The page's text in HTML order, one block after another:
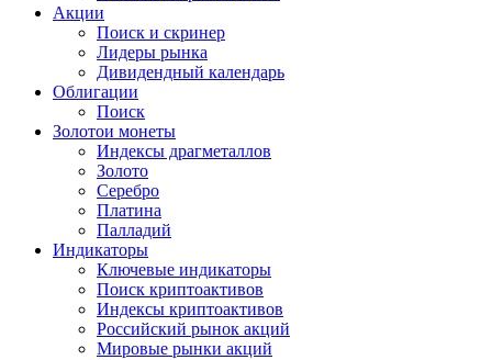
Акции
Поиск и скринер
Лидеры рынка
Дивидендный календарь
Облигации
Поиск
Золотои монеты
Индексы драгметаллов
Золото
Серебро
Платина
Палладий
Индикаторы
Ключевые индикаторы
Поиск криптоактивов
Индексы криптоактивов
Российский рынок акций
Мировые рынки акций